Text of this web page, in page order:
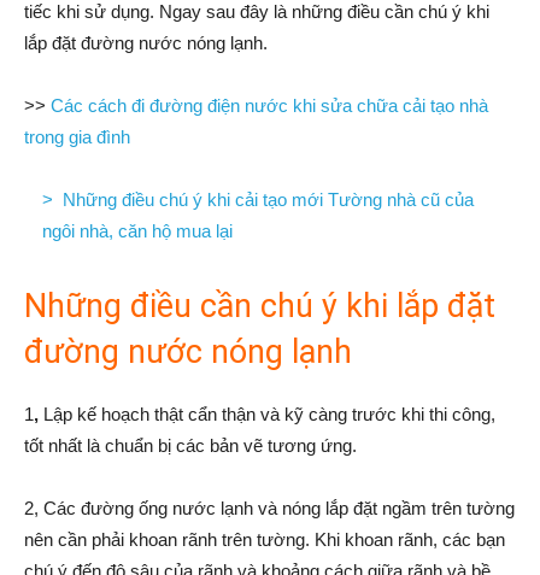
tiếc khi sử dụng. Ngay sau đây là những điều cần chú ý khi
lắp đặt đường nước nóng lạnh.
>> Các cách đi đường điện nước khi sửa chữa cải tạo nhà
trong gia đình
> Những điều chú ý khi cải tạo mới Tường nhà cũ của
ngôi nhà, căn hộ mua lại
Những điều cần chú ý khi lắp đặt
đường nước nóng lạnh
1, Lập kế hoạch thật cẩn thận và kỹ càng trước khi thi công,
tốt nhất là chuẩn bị các bản vẽ tương ứng.
2, Các đường ống nước lạnh và nóng lắp đặt ngầm trên tường
nên cần phải khoan rãnh trên tường. Khi khoan rãnh, các bạn